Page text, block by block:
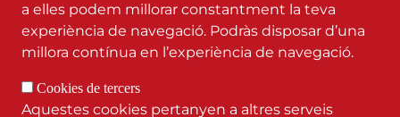
a elles podem millorar constantment la teva
experiència de navegació. Podràs disposar d’una
millora contínua en l’experiència de navegació.
Cookies de tercers
Aquestes cookies pertanyen a altres serveis
C. Pierre Vilar 5, baixos
17002 Girona
girona@supportgirona.cat